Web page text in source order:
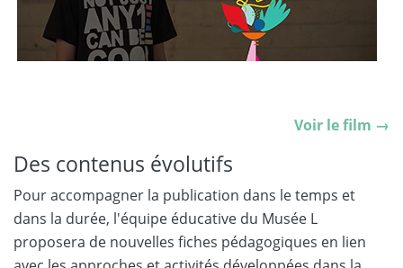
Voir le film →
Des contenus évolutifs
Pour accompagner la publication dans le temps et
dans la durée, l'équipe éducative du Musée L
proposera de nouvelles fiches pédagogiques en lien